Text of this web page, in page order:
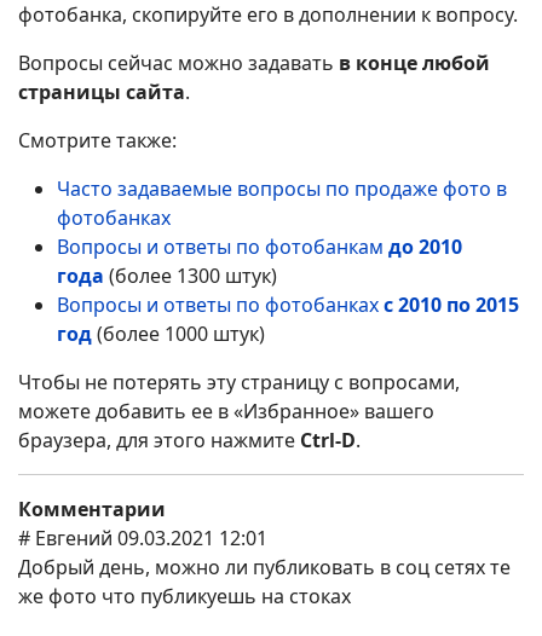
фотобанка, скопируйте его в дополнении к вопросу.
Вопросы сейчас можно задавать в конце любой
страницы сайта.
Смотрите также:
Часто задаваемые вопросы по продаже фото в
фотобанках
Вопросы и ответы по фотобанкам до 2010
года (более 1300 штук)
Вопросы и ответы по фотобанкахс 2010 по 2015
год(более 1000 штук)
Чтобы не потерять эту страницу с вопросами,
можете добавить ее в «Избранное» вашего
браузера, для этого нажмите Ctrl-D.
Комментарии
# Евгений 09.03.2021 12:01
Добрый день, можно ли публиковать в соц сетях те
же фото что публикуешь на стоках